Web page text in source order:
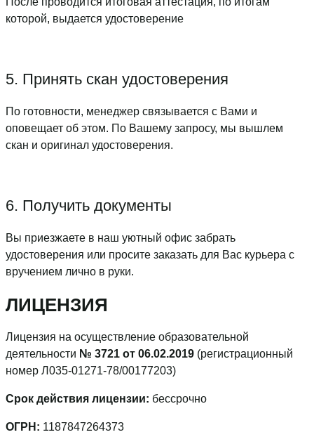
которой, выдается удостоверение
5. Принять скан удостоверения
По готовности, менеджер связывается с Вами и
оповещает об этом. По Вашему запросу, мы вышлем
скан и оригинал удостоверения.
6. Получить документы
Вы приезжаете в наш уютный офис забрать
удостоверения или просите заказать для Вас курьера с
вручением лично в руки.
ЛИЦЕНЗИЯ
Лицензия на осуществление образовательной
деятельности № 3721 от 06.02.2019 (регистрационный
номер Л035-01271-78/00177203)
Срок действия лицензии: бессрочно
ОГРН: 1187847264373